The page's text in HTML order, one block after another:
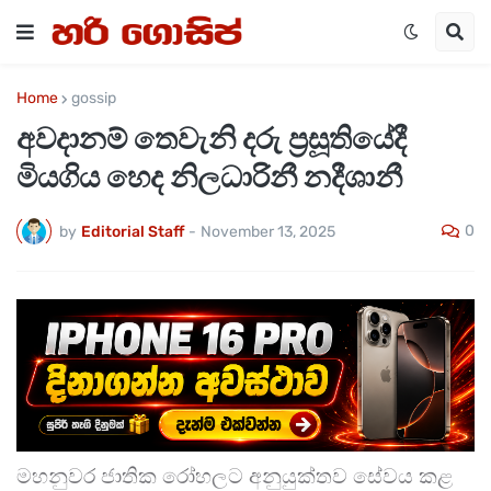
Home gossip
අවදානම් තෙවැනි දරු ප්‍රසූතියේදී
මියගිය හෙද නිලධාරිනී නදීශානී
by Editorial Staff - November 13, 2025 0
මහනුවර ජාතික රෝහලට අනුයුක්තව සේවය කළ